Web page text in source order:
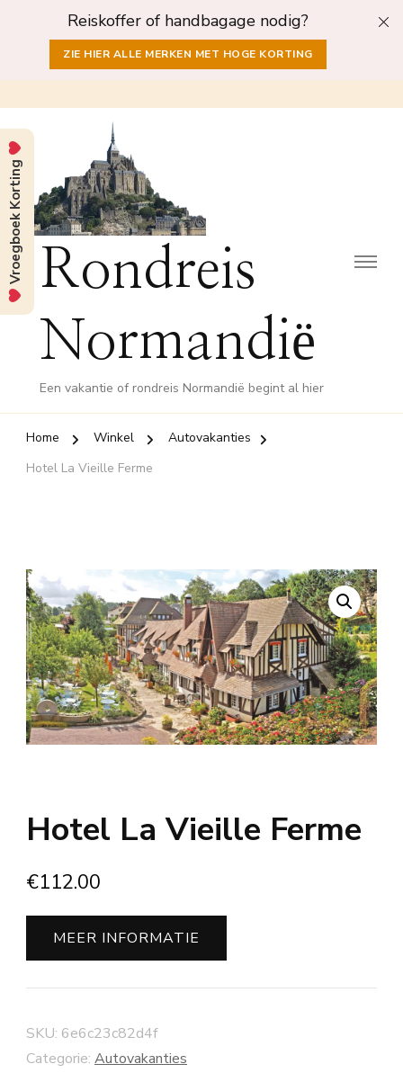
Reiskoffer of handbagage nodig?
ZIE HIER ALLE MERKEN MET HOGE KORTING
Rondreis
Normandië
Een vakantie of rondreis Normandië begint al hier
Home Winkel
Autovakanties
Hotel La Vieille Ferme
Hotel La Vieille Ferme
€112.00
MEER INFORMATIE
SKU: 6e6c23c82d4f
Categorie: Autovakanties
Vroegboek Korting